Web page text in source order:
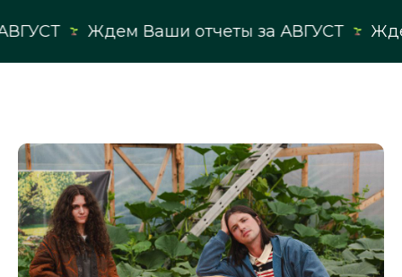
Ждем Ваши отчеты за АВГУСТ Ждем